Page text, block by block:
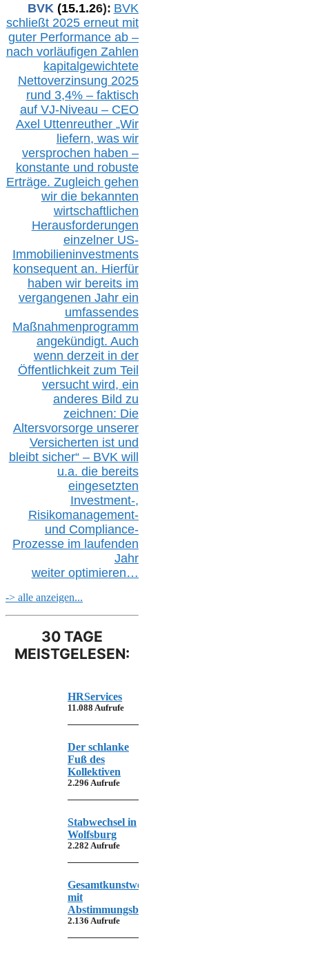
BVK (15.1.26): BVK
schließt 2025 erneut mit
guter Performance ab –
nach vorläufigen Zahlen
kapitalgewichtete
Nettoverzinsung 2025
rund 3,4% – faktisch
auf VJ-Niveau – CEO
Axel Uttenreuther „Wir
liefern, was wir
versprochen haben –
konstante und robuste
Erträge. Zugleich gehen
wir die bekannten
wirtschaftlichen
Herausforderungen
einzelner US-
Immobilieninvestments
konsequent an. Hierfür
haben wir bereits im
vergangenen Jahr ein
umfassendes
Maßnahmenprogramm
angekündigt. Auch
wenn derzeit in der
Öffentlichkeit zum Teil
versucht wird, ein
anderes Bild zu
zeichnen: Die
Altersvorsorge unserer
Versicherten ist und
bleibt sicher“ – BVK will
u.a. die bereits
eingesetzten
Investment-,
Risikomanagement-
und Compliance-
Prozesse im laufenden
Jahr
weiter optimieren…
-> alle anzeigen...
30 TAGE
MEISTGELESEN:
HRServices
11.088 Aufrufe
Der schlanke
Fuß des
Kollektiven
2.296 Aufrufe
Stabwechsel in
Wolfsburg
2.282 Aufrufe
Gesamtkunstwerk
mit
Abstimmungsbedarf
2.136 Aufrufe